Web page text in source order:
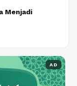
Menjadi
AD